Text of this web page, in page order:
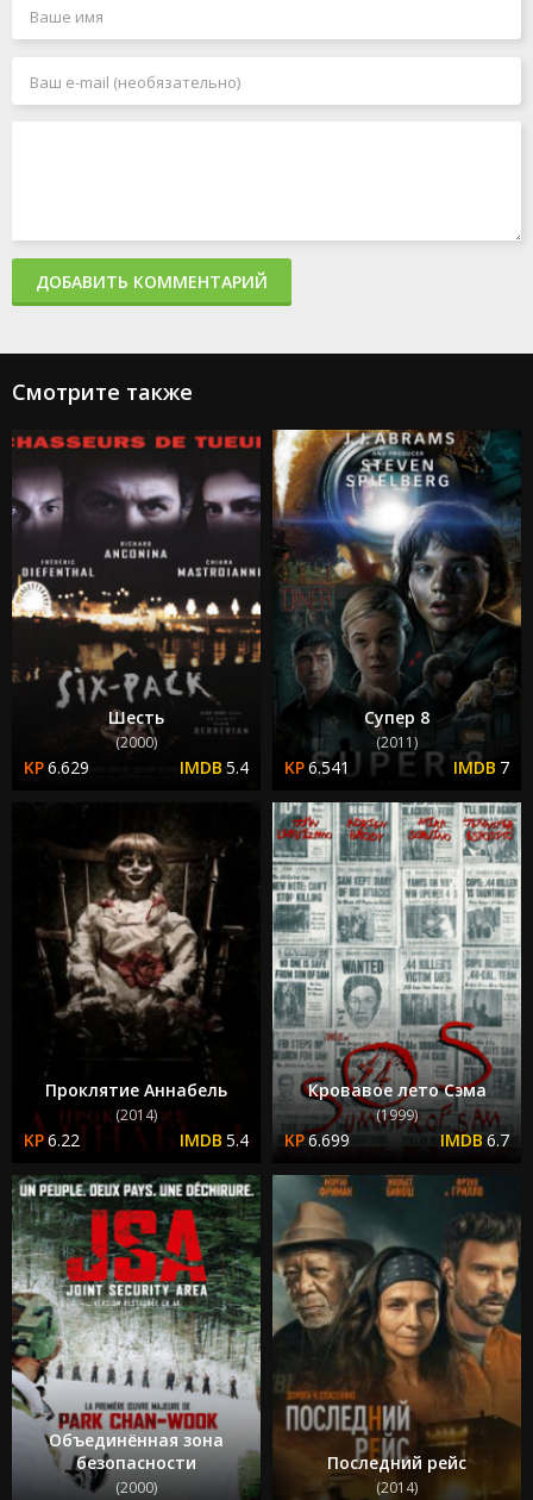
ДОБАВИТЬ КОММЕНТАРИЙ
Смотрите также
Шесть
(2000)
6.629 5.4
Супер 8
(2011)
6.541 7
Проклятие Аннабель
(2014)
6.22 5.4
Кровавое лето Сэма
(1999)
6.699 6.7
Объединённая зона
безопасности
(2000)
Последний рейс
(2014)